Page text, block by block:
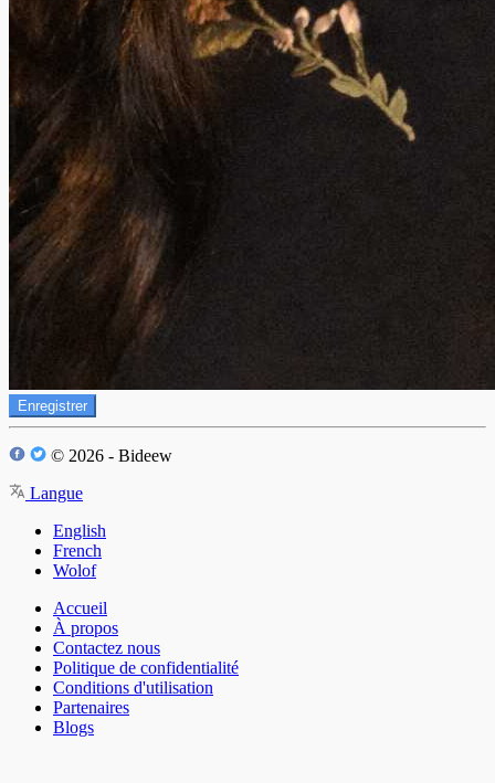
Enregistrer
© 2026 - Bideew
Langue
English
French
Wolof
Accueil
À propos
Contactez nous
Politique de confidentialité
Conditions d'utilisation
Partenaires
Blogs